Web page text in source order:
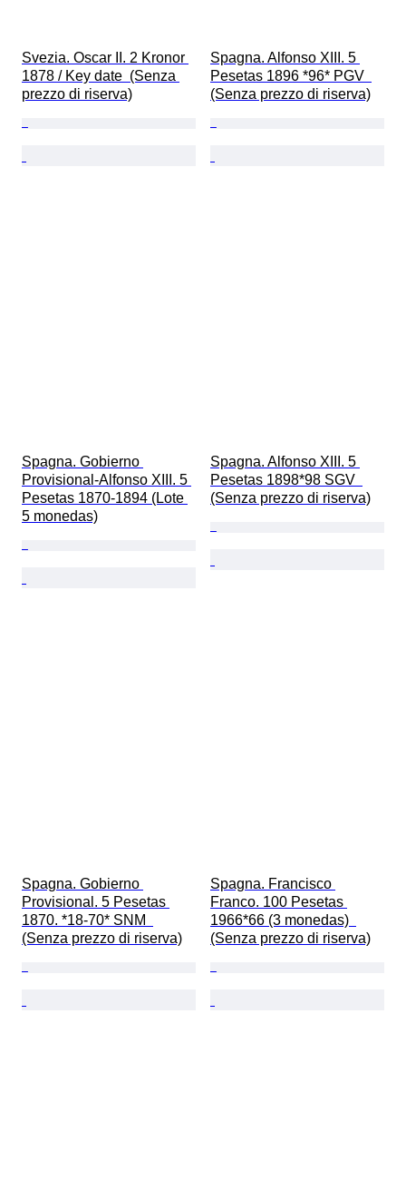
Svezia. Oscar II. 2 Kronor
1878 / Key date  (Senza
prezzo di riserva)
Spagna. Alfonso XIII. 5
Pesetas 1896 *96* PGV
(Senza prezzo di riserva)
Spagna. Gobierno
Provisional-Alfonso XIII. 5
Pesetas 1870-1894 (Lote
5 monedas)
Spagna. Alfonso XIII. 5
Pesetas 1898*98 SGV
(Senza prezzo di riserva)
Spagna. Gobierno
Provisional. 5 Pesetas
1870. *18-70* SNM
(Senza prezzo di riserva)
Spagna. Francisco
Franco. 100 Pesetas
1966*66 (3 monedas)
(Senza prezzo di riserva)